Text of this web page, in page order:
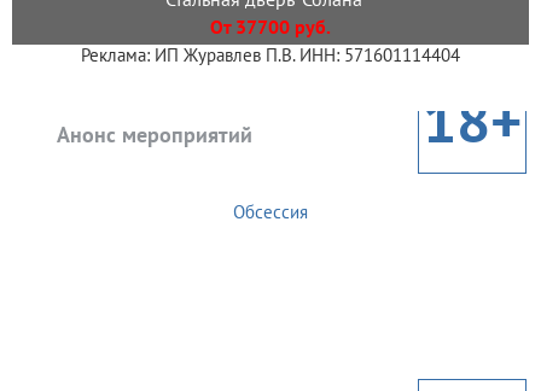
От 37700 руб.
Реклама: ИП Журавлев П.В. ИНН: 571601114404
Анонс мероприятий 18+
Обсессия